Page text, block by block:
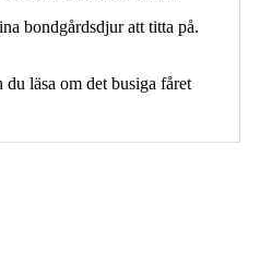
bondgårdsdjur att titta på.
läsa om det busiga fåret